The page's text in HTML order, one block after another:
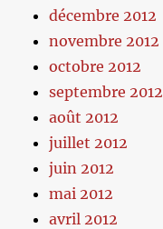
décembre 2012
novembre 2012
octobre 2012
septembre 2012
août 2012
juillet 2012
juin 2012
mai 2012
avril 2012